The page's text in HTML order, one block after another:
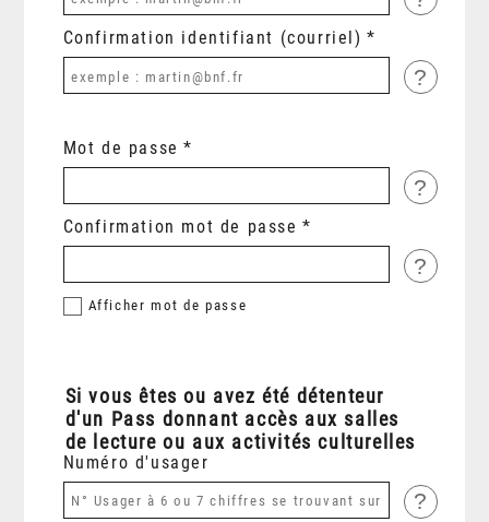
Confirmation identifiant (courriel)
?
Mot de passe
?
Confirmation mot de passe
?
Afficher mot de passe
Si vous êtes ou avez été détenteur
d'un Pass donnant accès aux salles
de lecture ou aux activités culturelles
Numéro d'usager
?